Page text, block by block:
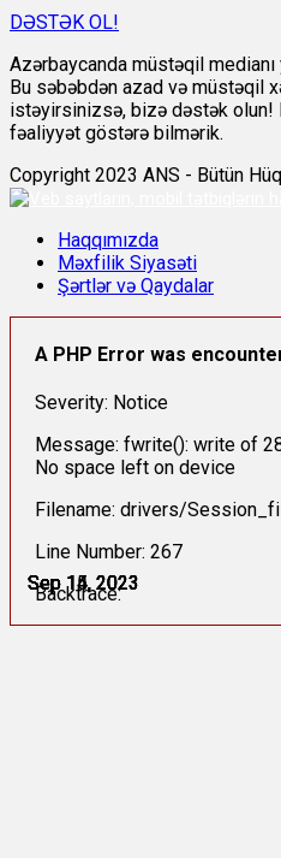
Sep 14, 2023
Sep 14, 2023
Sep 14, 2023
Sep 14, 2023
Sep 15, 2023
Sep 15, 2023
DƏSTƏK OL!
Azərbaycanda müstəqil
Bu səbəbdən azad və müstəqil
istəyirsinizsə, bizə dəstək olun!
fəaliyyət göstərə bilmərik.
Copyright 2023 ANS - Bütün
Haqqımızda
Məxfilik Siyasəti
Şərtlər və Qaydalar
A PHP Error was
Severity: Notice
Message: fwrite(): write of
No space left on device
Filename: drivers/
Line Number: 267
Backtrace: